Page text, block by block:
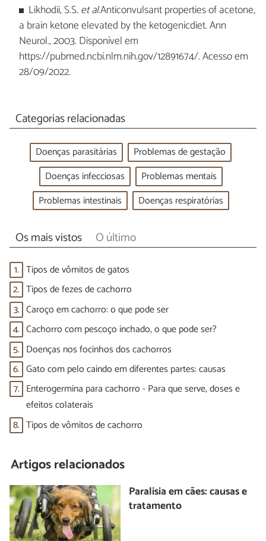
Likhodii, S.S. et al.Anticonvulsant properties of acetone,
a brain ketone elevated by the ketogenicdiet. Ann
Neurol., 2003. Disponível em
https://pubmed.ncbi.nlm.nih.gov/12891674/. Acesso em
28/09/2022.
Categorias relacionadas
Doenças parasitárias
Problemas de gestação
Doenças infecciosas
Problemas mentais
Problemas intestinais
Doenças respiratórias
Os mais vistos O último
1. Tipos de vômitos de gatos
2. Tipos de fezes de cachorro
3. Caroço em cachorro: o que pode ser
4. Cachorro com pescoço inchado, o que pode ser?
5. Doenças nos focinhos dos cachorros
6. Gato com pelo caindo em diferentes partes: causas
7. Enterogermina para cachorro - Para que serve, doses e
efeitos colaterais
8. Tipos de vômitos de cachorro
Artigos relacionados
Paralisia em cães: causas e
tratamento